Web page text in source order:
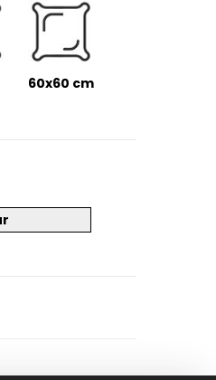
60x60 cm